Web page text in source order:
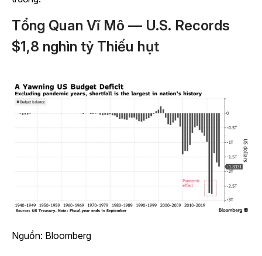
Tổng Quan Vĩ Mô — U.S. Records
$1,8 nghìn tỷ Thiếu hụt
Nguồn: Bloomberg